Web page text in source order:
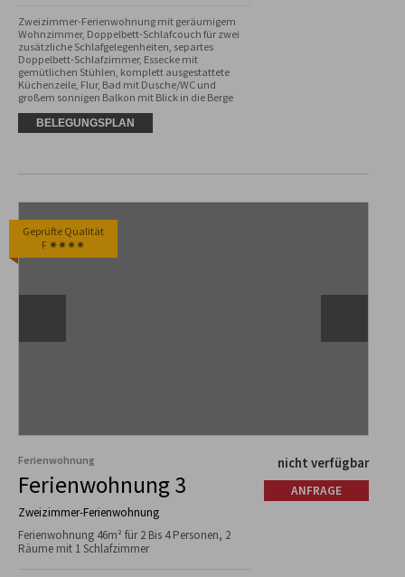
Zweizimmer-Ferienwohnung mit geräumigem
Wohnzimmer, Doppelbett-Schlafcouch für zwei
zusätzliche Schlafgelegenheiten, separtes
Doppelbett-Schlafzimmer, Essecke mit
gemütlichen Stühlen, komplett ausgestattete
Küchenzeile, Flur, Bad mit Dusche/WC und
großem sonnigen Balkon mit Blick in die Berge
BELEGUNGSPLAN
Geprüfte Qualität
F ✷✷✷✷
Ferienwohnung
Ferienwohnung 3
Zweizimmer-Ferienwohnung
Ferienwohnung 46m² für 2 Bis 4 Personen, 2
Räume mit 1 Schlafzimmer
nicht verfügbar
ANFRAGE